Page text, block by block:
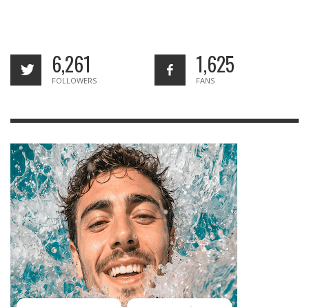
6,261
FOLLOWERS
1,625
FANS